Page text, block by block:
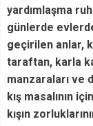
yardımlaşma
günlerde
geçirilen anlar,
taraftan, karla
manzaraları ve
kış masalının
kışın